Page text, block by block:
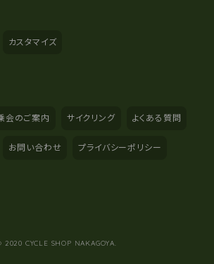
カスタマイズ
会のご案内 サイクリング よくある質問
お問い合わせ プライバシーポリシー
2020 CYCLE SHOP NAKAGOYA.